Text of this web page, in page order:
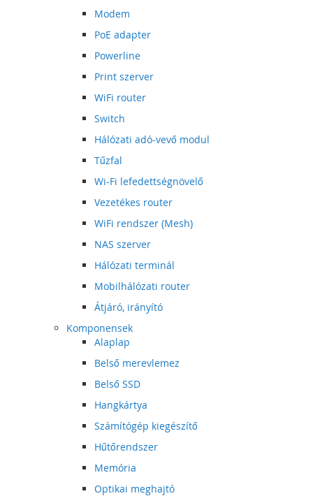
Modem
PoE adapter
Powerline
Print szerver
WiFi router
Switch
Hálózati adó-vevő modul
Tűzfal
Wi-Fi lefedettségnövelő
Vezetékes router
WiFi rendszer (Mesh)
NAS szerver
Hálózati terminál
Mobilhálózati router
Átjáró, irányító
Komponensek
Alaplap
Belső merevlemez
Belső SSD
Hangkártya
Számítógép kiegészítő
Hűtőrendszer
Memória
Optikai meghajtó